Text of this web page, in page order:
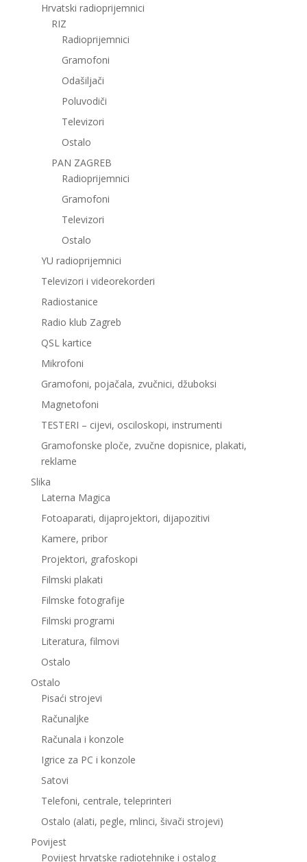
Hrvatski radioprijemnici
RIZ
Radioprijemnici
Gramofoni
Odašiljači
Poluvodiči
Televizori
Ostalo
PAN ZAGREB
Radioprijemnici
Gramofoni
Televizori
Ostalo
YU radioprijemnici
Televizori i videorekorderi
Radiostanice
Radio klub Zagreb
QSL kartice
Mikrofoni
Gramofoni, pojačala, zvučnici, džuboksi
Magnetofoni
TESTERI – cijevi, osciloskopi, instrumenti
Gramofonske ploče, zvučne dopisnice, plakati,
reklame
Slika
Laterna Magica
Fotoaparati, dijaprojektori, dijapozitivi
Kamere, pribor
Projektori, grafoskopi
Filmski plakati
Filmske fotografije
Filmski programi
Literatura, filmovi
Ostalo
Ostalo
Pisaći strojevi
Računaljke
Računala i konzole
Igrice za PC i konzole
Satovi
Telefoni, centrale, teleprinteri
Ostalo (alati, pegle, mlinci, šivači strojevi)
Povijest
Povijest hrvatske radiotehnike i ostalog